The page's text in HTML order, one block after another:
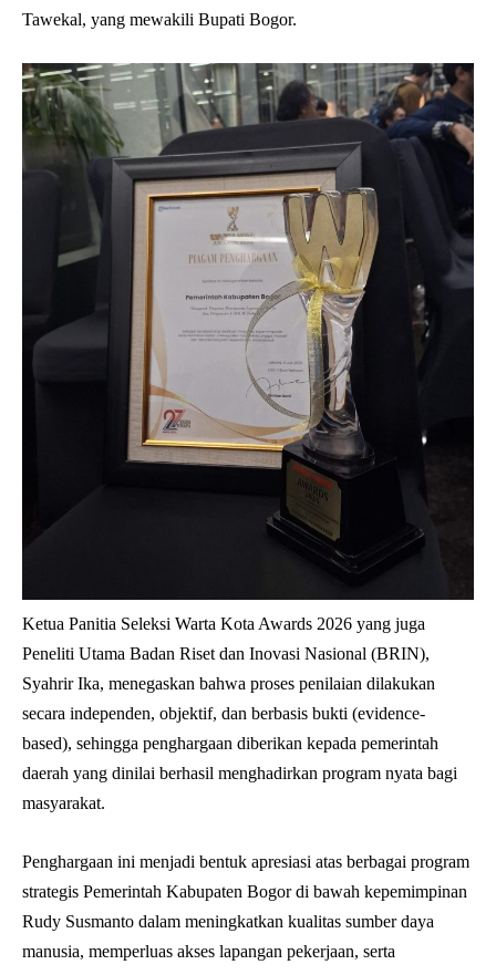
Tawekal, yang mewakili Bupati Bogor.
Ketua Panitia Seleksi Warta Kota Awards 2026 yang juga
Peneliti Utama Badan Riset dan Inovasi Nasional (BRIN),
Syahrir Ika, menegaskan bahwa proses penilaian dilakukan
secara independen, objektif, dan berbasis bukti (evidence-
based), sehingga penghargaan diberikan kepada pemerintah
daerah yang dinilai berhasil menghadirkan program nyata bagi
masyarakat.
Penghargaan ini menjadi bentuk apresiasi atas berbagai program
strategis Pemerintah Kabupaten Bogor di bawah kepemimpinan
Rudy Susmanto dalam meningkatkan kualitas sumber daya
manusia, memperluas akses lapangan pekerjaan, serta